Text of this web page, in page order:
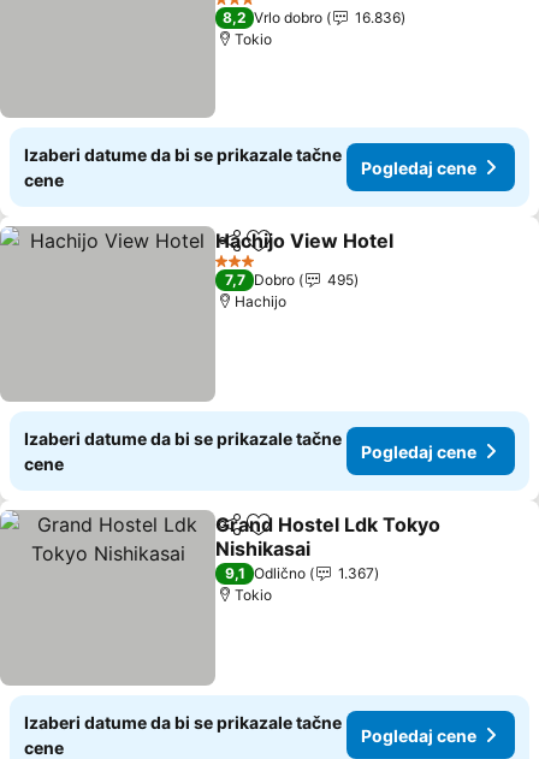
Pogledaj cene
3 Zvezdice
8,2 Vrlo dobro
16.836
Tokio
Izaberi datume da bi se prikazale tačne
cene
Pogledaj cene
Deli Dodati u favorite
Hachijo View Hotel
3 Zvezdice
7,7 Dobro
495
Hachijo
Izaberi datume da bi se prikazale tačne
cene
Pogledaj cene
Deli Dodati u favorite
Grand Hostel Ldk Tokyo
Nishikasai
Pogledaj cene
9,1 Odlično
1.367
Tokio
Izaberi datume da bi se prikazale tačne
cene
Pogledaj cene